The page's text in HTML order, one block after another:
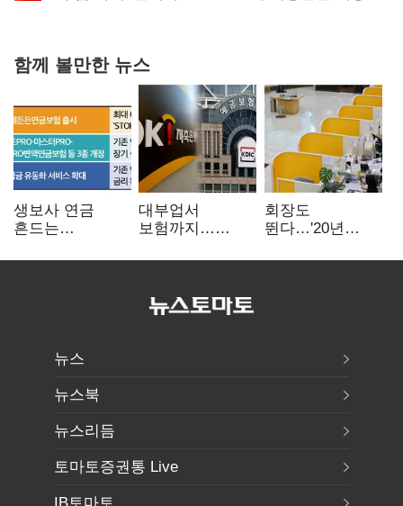
함께 볼만한 뉴스
생보사 연금
흔드는
장수리스크'
대부업서
보험까지…
종합금융그룹
회장도
뛴다…'20년
하나' 인천시금고
뉴스
뉴스북
뉴스리듬
토마토증권통 Live